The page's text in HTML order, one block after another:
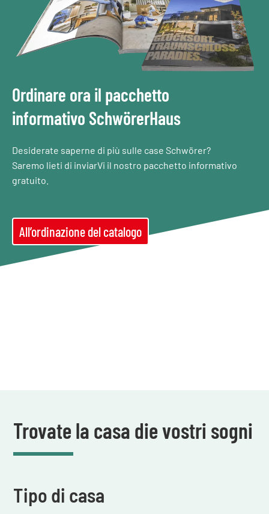
Ordinare ora il pacchetto
informativo SchwörerHaus
Desiderate saperne di più sulle case Schwörer?
Saremo lieti di inviarVi il nostro pacchetto informativo
gratuito.
All’ordinazione del catalogo
Trovate la casa die vostri sogni
Tipo di casa